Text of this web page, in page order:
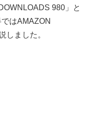
980」と
はAMAZON
しました。